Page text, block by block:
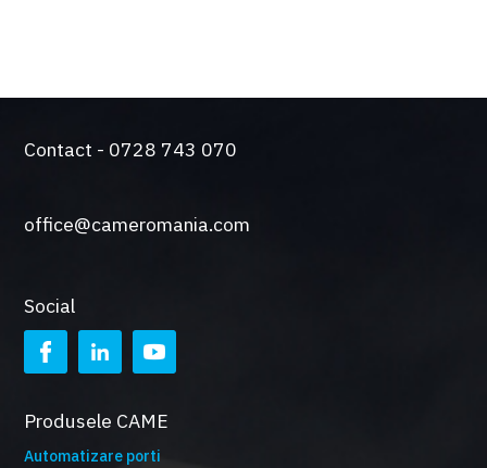
Contact - 0728 743 070
office@cameromania.com
Social
Produsele CAME
Automatizare porti